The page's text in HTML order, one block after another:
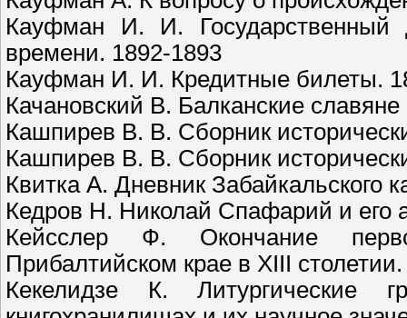
Кауфман И. И. Государственный
времени. 1892-1893
Кауфман И. И. Кредитные билеты.
Качановский В. Балканские
Кашпирев В. В. Сборник
Кашпирев В. В. Сборник
Квитка А. Дневник Забайкальского
Кедров Н. Николай Спафарий и его
Кейсслер Ф. Окончание
Прибалтийском крае в XIII
Кекелидзе К. Литургические